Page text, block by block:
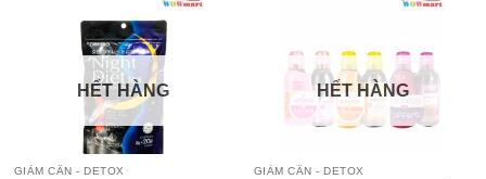
HẾT HÀNG
GIẢM CÂN - DETOX
HẾT HÀNG
GIẢM CÂN - DETOX